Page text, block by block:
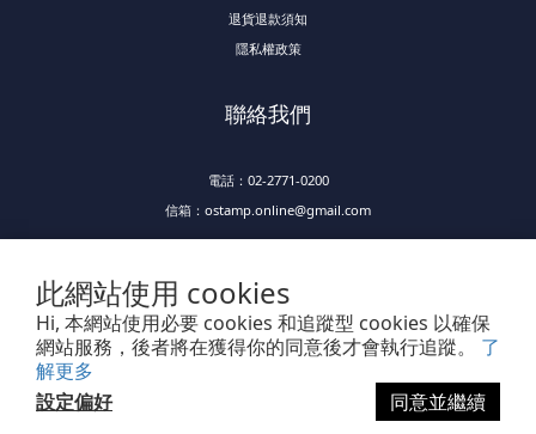
此網站使用 cookies
Hi, 本網站使用必要 cookies 和追蹤型 cookies 以確保
網站服務，後者將在獲得你的同意後才會執行追蹤。 了
解更多
設定偏好
同意並繼續
立即購買
退貨退款須知
隱私權政策
聯絡我們
電話：02-2771-0200
信箱：ostamp.online@gmail.com